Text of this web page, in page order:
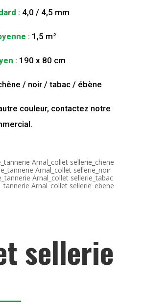
: 4,0 / 4,5 mm
: 1,5 m²
: 190 x 80 cm
/ noir / tabac / ébène
couleur, contactez notre
sellerie